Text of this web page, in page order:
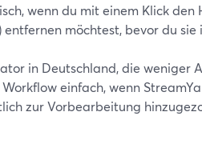
wenn du mit einem Klick
entfernen möchtest, bevor du
in Deutschland, die weniger
einfach, wenn
zur Vorbearbeitung